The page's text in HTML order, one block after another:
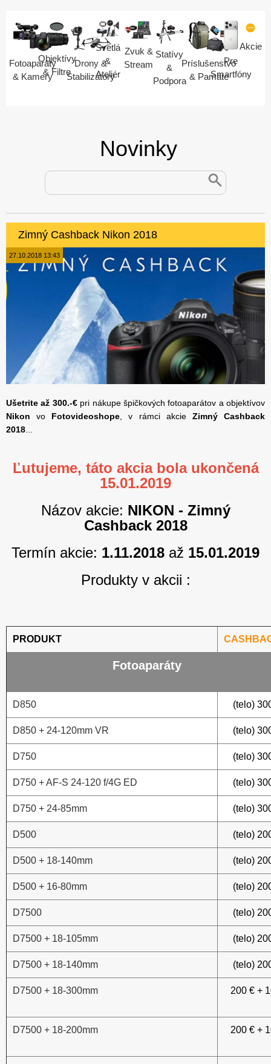
Fotoaparáty
& Kamery
Objektívy
& Filtre
Drony &
Stabilizátory
Svetlá
&
Ateliér
Zvuk &
Stream
Statívy
&
Podpora
Príslušenstvo
& Pamäte
Pre
Smartfóny
Akcie
Novinky
Zimný Cashback Nikon 2018
27.10.2018 13:43
Ušetrite až 300.-€pri nákupe špičkových fotoaparátov a objektívov
Nikon vo Fotovideoshope , v rámci akcie Zimný Cashback
2018
Ľutujeme, táto akcia bola ukončená
15.01.2019
Názov akcie: NIKON - Zimný
Cashback 2018
Termín akcie: 1.11.2018 až 15.01.2019
Produkty v akcii :
PRODUKT
Fotoaparáty
D850 (telo)
D850 + 24-120mm VR (telo)
D750 (telo)
D750 + AF-S 24-120 f/4G ED (telo)
D750 + 24-85mm (telo)
D500 (telo)
D500 + 18-140mm (telo)
D500 + 16-80mm (telo)
D7500 (telo)
D7500 + 18-105mm (telo)
D7500 + 18-140mm (telo)
D7500 + 18-300mm 200 € +
D7500 + 18-200mm 200 € +